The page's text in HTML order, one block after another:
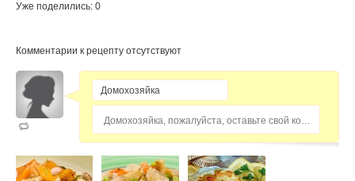
Уже поделились: 0
Комментарии к рецепту отсутствуют
Домохозяйка, пожалуйста, оставьте свой комментарий...